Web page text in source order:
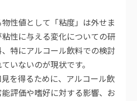
性値として「粘度」は外せま
性に与える変化についての研
特にアルコール飲料での検討
いないのが現状です。
を得るために、アルコール飲
評価や嗜好に対する影響、お